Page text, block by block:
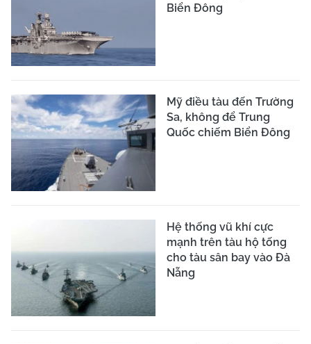
Biển Đông
Mỹ điều tàu đến Trường
Sa, không để Trung
Quốc chiếm Biển Đông
Hệ thống vũ khí cực
mạnh trên tàu hộ tống
cho tàu sân bay vào Đà
Nẵng